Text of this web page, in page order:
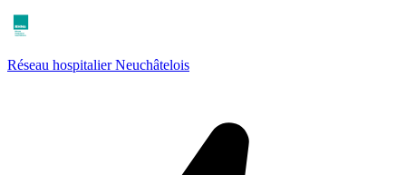
Réseau hospitalier Neuchâtelois